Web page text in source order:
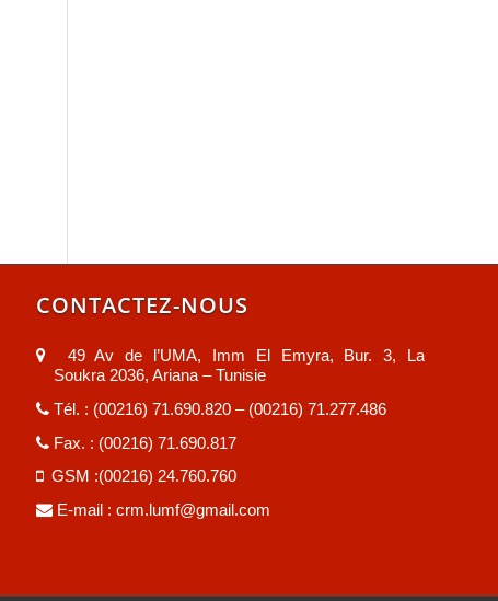
CONTACTEZ-NOUS
49 Av de l’UMA, Imm El Emyra, Bur. 3, La
Soukra 2036, Ariana – Tunisie
Tél. : (00216) 71.690.820 – (00216) 71.277.486
Fax. : (00216) 71.690.817
GSM :(00216) 24.760.760
E-mail : crm.lumf@gmail.com